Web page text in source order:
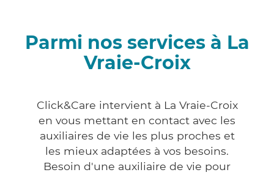
Parmi nos services à La
Vraie-Croix
Click&Care intervient à La Vraie-Croix
en vous mettant en contact avec les
auxiliaires de vie les plus proches et
les mieux adaptées à vos besoins.
Besoin d'une auxiliaire de vie pour